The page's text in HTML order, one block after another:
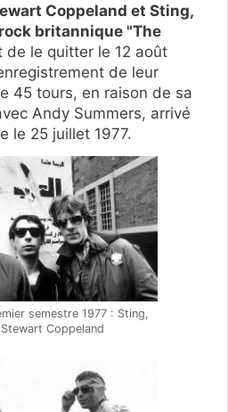
Coppeland et Sting,
britannique "The
de le quitter le 12 août
de leur
45 tours, en raison de sa
Andy Summers, arrivé
le 25 juillet 1977.
semestre 1977 : Sting,
Coppeland